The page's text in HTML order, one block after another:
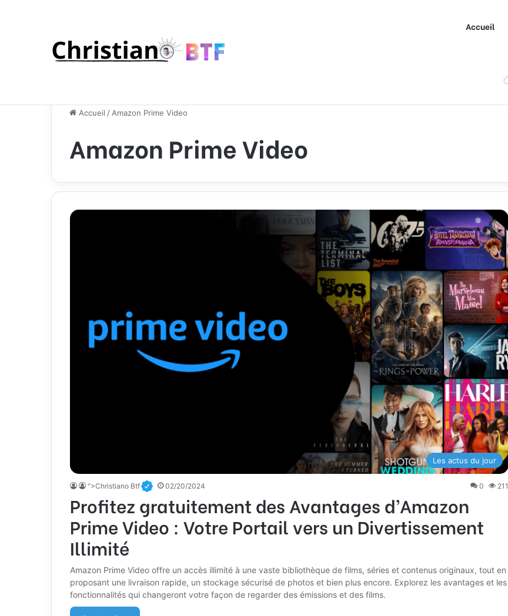
Accueil
Accueil / Amazon Prime Video
Amazon Prime Video
Les actus du jour
">Christiano Btf 02/20/2024 0 211
Profitez gratuitement des Avantages d’Amazon
Prime Video : Votre Portail vers un Divertissement
Illimité
Amazon Prime Video offre un accès illimité à une vaste bibliothèque de films, séries et contenus originaux, tout en
proposant une livraison rapide, un stockage sécurisé de photos et bien plus encore. Explorez les avantages et les
fonctionnalités qui changeront votre façon de regarder des émissions et des films.